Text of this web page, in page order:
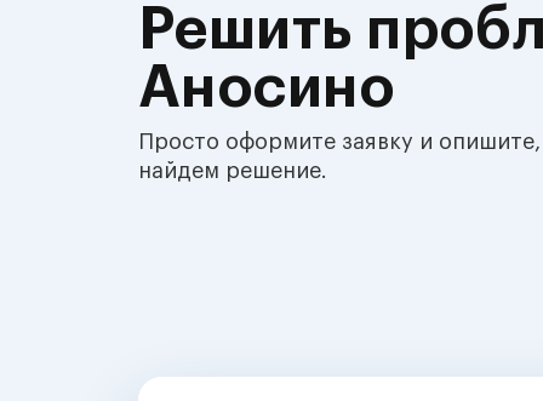
Решить
Аносино
Просто оформите заявку и
найдем решение.